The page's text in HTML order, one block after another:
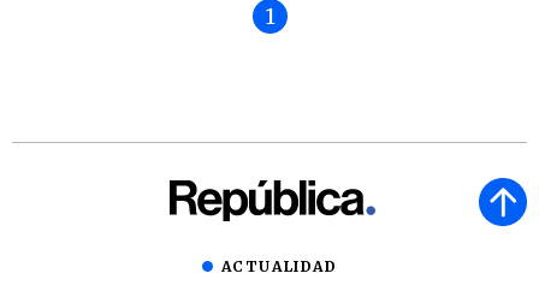
1
ACTUALIDAD